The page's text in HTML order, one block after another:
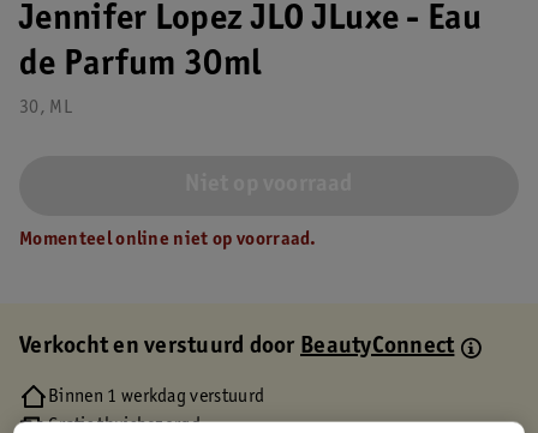
Jennifer Lopez JLO JLuxe - Eau
de Parfum 30ml
30, ML
Momenteel online niet op voorraad.
Verkocht en verstuurd doorBeautyConnect
Binnen 1 werkdag verstuurd
Gratis thuisbezorgd